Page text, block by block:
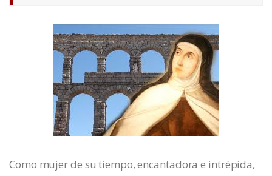
Como mujer de su tiempo, encantadora e intrépida,